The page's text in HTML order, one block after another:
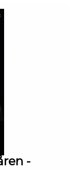
under
använda
lugnt och
de yttre
-